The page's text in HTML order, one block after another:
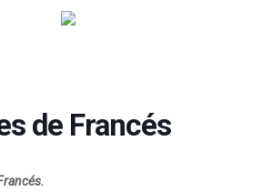
de Francés